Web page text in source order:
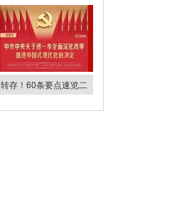
转存！60条要点速览二